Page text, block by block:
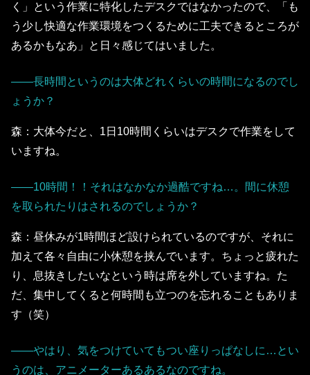
く」という作業に特化したデスクではなかったので、「も
う少し快適な作業環境をつくるために工夫できるところが
あるかもなあ」と日々感じてはいました。
――長時間というのは大体どれくらいの時間になるのでし
ょうか？
森：大体今だと、1日10時間くらいはデスクで作業をして
いますね。
――10時間！！それはなかなか過酷ですね…。間に休憩
を取られたりはされるのでしょうか？
森：昼休みが1時間ほど設けられているのですが、それに
加えて各々自由に小休憩を挟んでいます。ちょっと疲れた
り、息抜きしたいなという時は席を外していますね。た
だ、集中してくると何時間も立つのを忘れることもありま
す（笑）
――やはり、気をつけていてもつい座りっぱなしに…とい
うのは、アニメーターあるあるなのですね。